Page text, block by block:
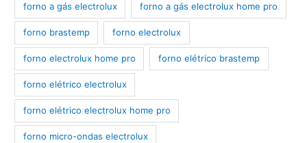
forno a gás electrolux forno a gás electrolux home pro
forno brastemp forno electrolux
forno electrolux home pro forno elétrico brastemp
forno elétrico electrolux
forno elétrico electrolux home pro
forno micro-ondas electrolux